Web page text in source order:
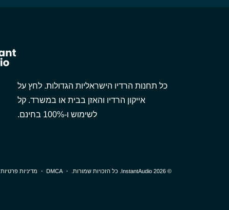
כל תחנות הרדיו הישראליות הגדולות. לחץ על
אייקון הרדיו והאזן בבית או במשרד. קל
לשימוש ו-100% בחינם.
© 2026 InstantAudio. כל הזכויות שמורות. ・ DMCA
・ מדיניות פרטיות